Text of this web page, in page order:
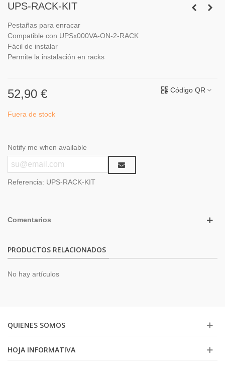
UPS-RACK-KIT
Pestañas para enracar
Compatible con UPSx000VA-ON-2-RACK
Fácil de instalar
Permite la instalación en racks
52,90 € Código QR
Fuera de stock
Notify me when available
Referencia: UPS-RACK-KIT
Comentarios
PRODUCTOS RELACIONADOS
No hay artículos
QUIENES SOMOS
HOJA INFORMATIVA